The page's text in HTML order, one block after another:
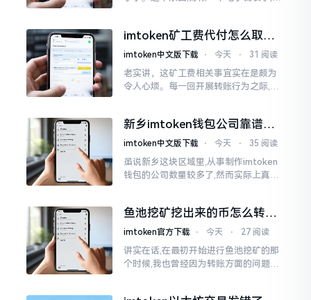
却提心吊胆、神经紧绷。
imtoken矿工费代付怎么取
消？老手教你几招
imtoken中文版下载 ⋅ 今天 ⋅ 31 阅读
老实讲，这矿工费相关事宜实在是颇为
令人心烦。每一回开展转账行为之际,就
时隔多年
新乡imtoken钱包公司靠谱
吗？普通人怎么避坑
imtoken中文版下载 ⋅ 今天 ⋅ 35 阅读
虽说新乡这块区域里,从事制作imtoken
钱包的公司数量较多了,然而实际上真正
予协助进行操作的
鱼池挖矿挖出来的币怎么转到
imtoken钱包？
imtoken官方下载 ⋅ 今天 ⋅ 27 阅读
讲实在话,在最初开始进行鱼池挖矿的那
个时候,我也曾经因为转账方面的问题而